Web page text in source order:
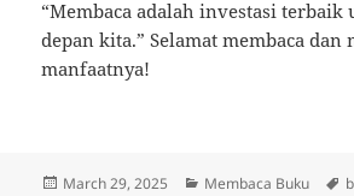
“Membaca adalah investasi terbaik
depan kita.” Selamat membaca dan
manfaatnya!
Posted
March 29, 2025 Categories
Membaca Buku